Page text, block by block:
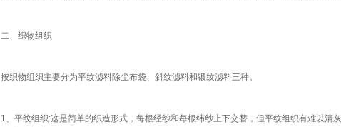
二、织物组织
按织物组织主要分为平纹滤料除尘布袋、斜纹滤料和锻纹滤料三种。
1、平纹组织:这是简单的织造形式，每根经纱和每根纬纱上下交替，但平纹组织有难以清